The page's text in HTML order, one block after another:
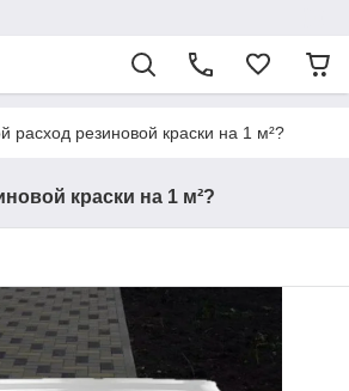
расход резиновой краски на 1 м²?
краски на 1 м²?